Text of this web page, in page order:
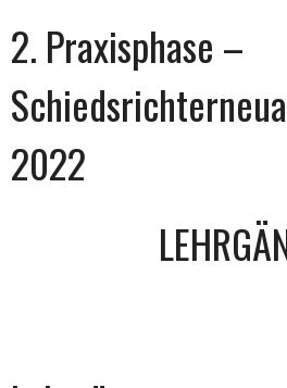
2. Praxisphase –
2022